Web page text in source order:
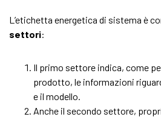
L’etichetta energetica di sistema è
settori:
Il primo settore indica, come
prodotto, le informazioni
e il modello.
Anche il secondo settore,